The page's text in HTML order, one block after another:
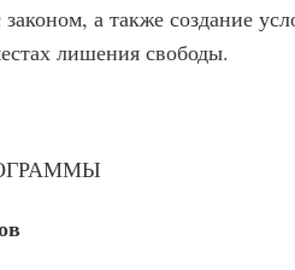
а также создание
лишения свободы.